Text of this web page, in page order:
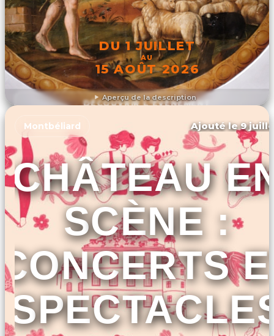
Aperçu de la description
DU 1 JUILLET
AU
15 AOÛT 2026
DÉCOUVRIR L'ÉVÉNEMENT
Montbéliard Ajouté le 9
CHÂTEAU
SCÈNE :